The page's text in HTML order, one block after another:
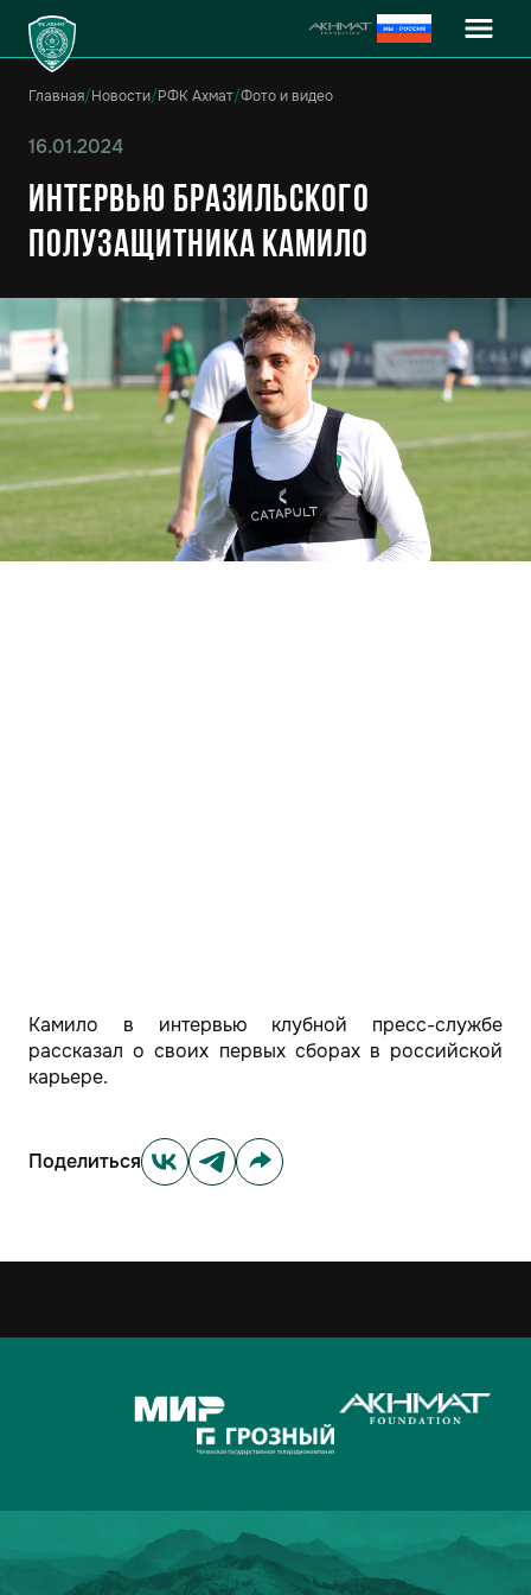
Главная/Новости/РФК Ахмат/Фото и видео
16.01.2024
Интервью бразильского
полузащитника Камило
Камило в интервью клубной пресс-службе
рассказал о своих первых сборах в российской
карьере.
Поделиться